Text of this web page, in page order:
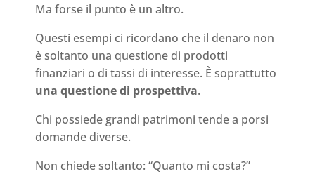
Ma forse il punto è un altro.
Questi esempi ci ricordano che il denaro non
è soltanto una questione di prodotti
finanziari o di tassi di interesse. È soprattutto
una questione di prospettiva.
Chi possiede grandi patrimoni tende a porsi
domande diverse.
Non chiede soltanto: “Quanto mi costa?”